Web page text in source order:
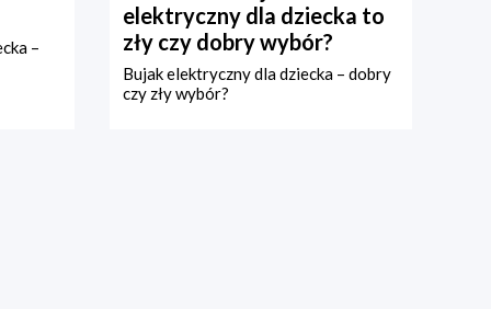
–
elektryczny dla dziecka to
zły czy dobry wybór?
Bujak elektryczny dla dziecka – dobry
czy zły wybór?